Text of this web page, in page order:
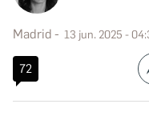
Madrid 13 jun. 2025 -
72